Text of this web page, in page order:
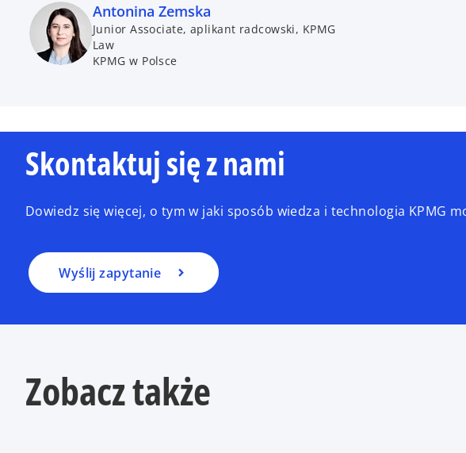
Antonina Zemska
Junior Associate, aplikant radcowski, KPMG
Law
KPMG w Polsce
Skontaktuj się z nami
Dowiedz się więcej, o tym w jaki sposób wiedza i technologia KPMG
Wyślij zapytanie
Zobacz także